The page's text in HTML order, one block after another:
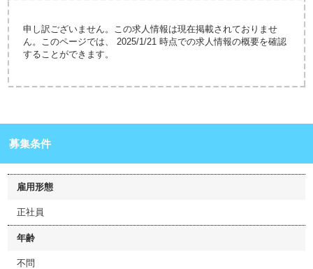
申し訳ございません。この求人情報は現在掲載されておりませ
ん。このページでは、 2025/1/21 時点での求人情報の概要を確認
することができます。
募集条件
雇用形態
正社員
年齢
不問